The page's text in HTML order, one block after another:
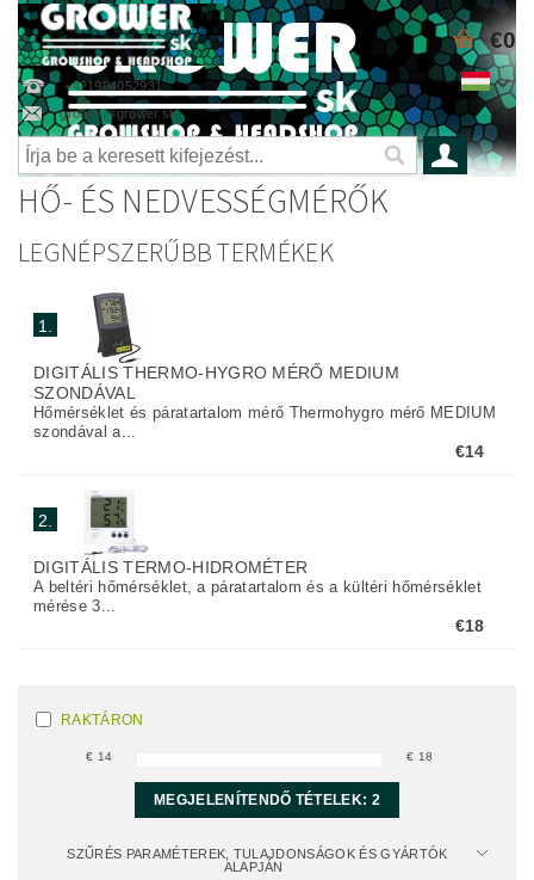
+421904052931
grower@grower.sk
€0
HŐ- ÉS NEDVESSÉGMÉRŐK
LEGNÉPSZERŰBB TERMÉKEK
1.
DIGITÁLIS THERMO-HYGRO MÉRŐ MEDIUM
SZONDÁVAL
Hőmérséklet és páratartalom mérő Thermohygro mérő MEDIUM
szondával a...
€14
2.
DIGITÁLIS TERMO-HIDROMÉTER
A beltéri hőmérséklet, a páratartalom és a kültéri hőmérséklet
mérése 3...
€18
RAKTÁRON
€ 14 € 18
MEGJELENÍTENDŐ TÉTELEK: 2
SZŰRÉS PARAMÉTEREK, TULAJDONSÁGOK ÉS GYÁRTÓK
ALAPJÁN